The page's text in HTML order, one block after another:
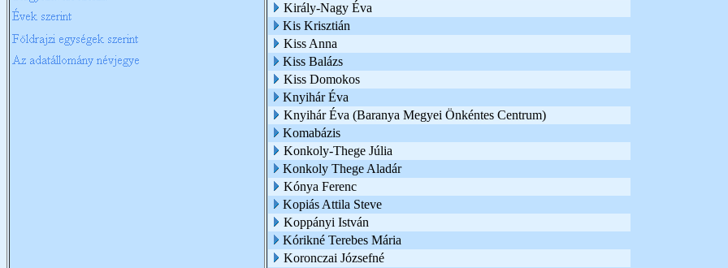
Király-Nagy Éva
Kis Krisztián
Kiss Anna
Kiss Balázs
Kiss Domokos
Knyihár Éva
Knyihár Éva (Baranya Megyei Önkéntes Centrum)
Komabázis
Konkoly-Thege Júlia
Konkoly Thege Aladár
Kónya Ferenc
Kopiás Attila Steve
Koppányi István
Kórikné Terebes Mária
Koronczai Józsefné